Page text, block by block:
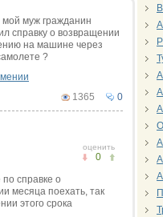
мой муж гражданин
справку о возвращении
на машине через
?
0
1365
оценить
0
справке о
месяца поехать, так
этого срока